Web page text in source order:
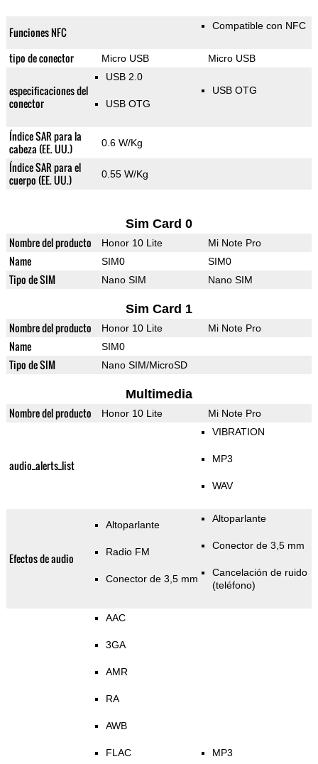
Funciones NFC Compatible con NFC
tipo de conector Micro USB Micro USB
especificaciones del
conector
USB 2.0
USB OTG
USB OTG
Índice SAR para la
cabeza (EE. UU.)
0.6 W/Kg
Índice SAR para el
cuerpo (EE. UU.)
0.55 W/Kg
Sim Card 0
Nombre del producto Honor 10 Lite Mi Note Pro
Name SIM0 SIM0
Tipo de SIM Nano SIM Nano SIM
Sim Card 1
Nombre del producto Honor 10 Lite Mi Note Pro
Name SIM0
Tipo de SIM Nano SIM/MicroSD
Multimedia
Nombre del producto Honor 10 Lite Mi Note Pro
audio_alerts_list
VIBRATION
MP3
WAV
Efectos de audio
Altoparlante
Radio FM
Conector de 3,5 mm
Altoparlante
Conector de 3,5 mm
Cancelación de ruido
(teléfono)
AAC
3GA
AMR
RA
AWB
FLAC MP3